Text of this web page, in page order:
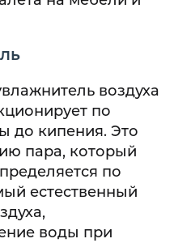
воздуха
по
до кипения. Это
пара, который
по
естественный
воды при